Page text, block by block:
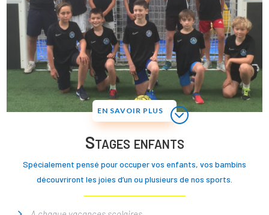
EN SAVOIR PLUS
Stages enfants
Spécialement pensé pour occuper vos enfants, vos bambins
découvriront les joies d’un ou plusieurs de nos sports.